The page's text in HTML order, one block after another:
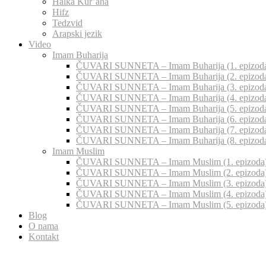
Hifz
Tedzvid
Arapski jezik
Video
Imam Buharija
ČUVARI SUNNETA – Imam Buharija (1.
ČUVARI SUNNETA – Imam Buharija (2.
ČUVARI SUNNETA – Imam Buharija (3.
ČUVARI SUNNETA – Imam Buharija (4.
ČUVARI SUNNETA – Imam Buharija (5.
ČUVARI SUNNETA – Imam Buharija (6.
ČUVARI SUNNETA – Imam Buharija (7.
ČUVARI SUNNETA – Imam Buharija (8.
Imam Muslim
ČUVARI SUNNETA – Imam Muslim (1.
ČUVARI SUNNETA – Imam Muslim (2.
ČUVARI SUNNETA – Imam Muslim (3.
ČUVARI SUNNETA – Imam Muslim (4.
ČUVARI SUNNETA – Imam Muslim (5.
Blog
O nama
Kontakt